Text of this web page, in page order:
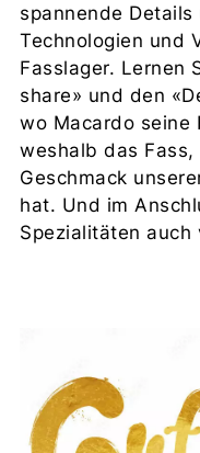
spannende
Technologien und
Fasslager. Lernen
share» und den
wo Macardo seine
weshalb das
Geschmack
hat. Und im
Spezialitäten auch